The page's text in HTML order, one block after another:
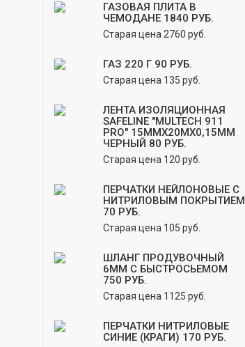
ГАЗОВАЯ ПЛИТА В
ЧЕМОДАНЕ 1840 РУБ.
Старая цена 2760 руб.
ГАЗ 220 Г 90 РУБ.
Старая цена 135 руб.
ЛЕНТА ИЗОЛЯЦИОННАЯ
SAFELINE "MULTECH 911
PRO" 15ММХ20МХ0,15ММ
ЧЕРНЫЙ 80 РУБ.
Старая цена 120 руб.
ПЕРЧАТКИ НЕЙЛОНОВЫЕ С
НИТРИЛОВЫМ ПОКРЫТИЕМ
70 РУБ.
Старая цена 105 руб.
ШЛАНГ ПРОДУВОЧНЫЙ
6ММ С БЫСТРОСЬЕМОМ
750 РУБ.
Старая цена 1125 руб.
ПЕРЧАТКИ НИТРИЛОВЫЕ
СИНИЕ (КРАГИ) 170 РУБ.